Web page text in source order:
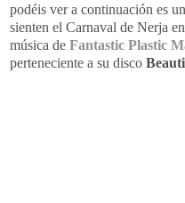
podéis ver a continuación es
sienten el Carnaval de Nerja
música de Fantastic Plastic
perteneciente a su disco